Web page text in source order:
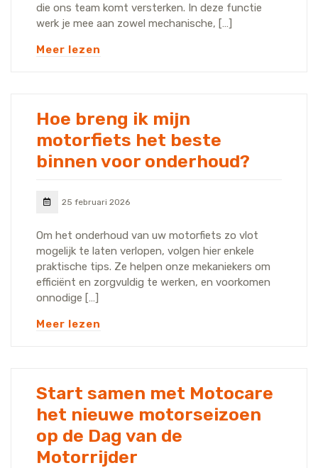
die ons team komt versterken. In deze functie
werk je mee aan zowel mechanische, […]
Meer lezen
Hoe breng ik mijn
motorfiets het beste
binnen voor onderhoud?
25 februari 2026
Om het onderhoud van uw motorfiets zo vlot
mogelijk te laten verlopen, volgen hier enkele
praktische tips. Ze helpen onze mekaniekers om
efficiënt en zorgvuldig te werken, en voorkomen
onnodige […]
Meer lezen
Start samen met Motocare
het nieuwe motorseizoen
op de Dag van de
Motorrijder